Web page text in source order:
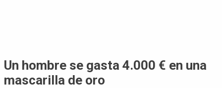
Un hombre se gasta 4.000 € en una
mascarilla de oro